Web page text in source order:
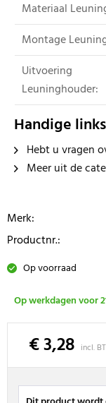
Materiaal
Montage
Uitvoering
Leuninghouder:
Handige links
Hebt u vragen
Meer uit de
Merk:
Productnr.:
Op voorraad
Op werkdagen voor
€ 3,28 incl.